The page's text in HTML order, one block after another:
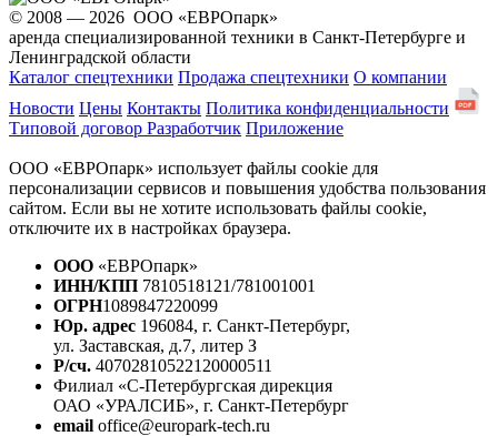
© 2008 — 2026 ООО «ЕВРОпарк»
аренда специализированной техники в Санкт-Петербурге и
Ленинградской области
Каталог спецтехники Продажа спецтехники О компании
Новости Цены Контакты Политика конфиденциальности
Типовой договор Разработчик Приложение
ООО «ЕВРОпарк» использует файлы cookie для
персонализации сервисов и повышения удобства пользования
сайтом. Если вы не хотите использовать файлы cookie,
отключите их в настройках браузера.
ООО «ЕВРОпарк»
ИНН/КПП 7810518121/781001001
ОГРН1089847220099
Юр. адрес 196084, г. Санкт-Петербург,
ул. Заставская, д.7, литер З
Р/сч. 40702810522120000511
Филиал «С-Петербургская дирекция
ОАО «УРАЛСИБ», г. Санкт-Петербург
email office@europark-tech.ru